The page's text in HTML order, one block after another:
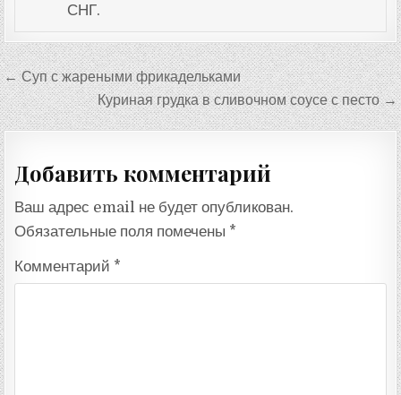
СНГ.
Навигация
по
записям
← Суп с жареными фрикадельками
Куриная грудка в сливочном соусе с песто →
Добавить комментарий
Ваш адрес email не будет опубликован.
Обязательные поля помечены *
Комментарий *